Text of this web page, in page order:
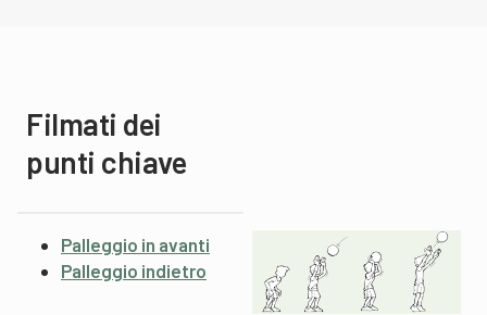
Filmati dei
punti chiave
Palleggio in avanti
Palleggio indietro